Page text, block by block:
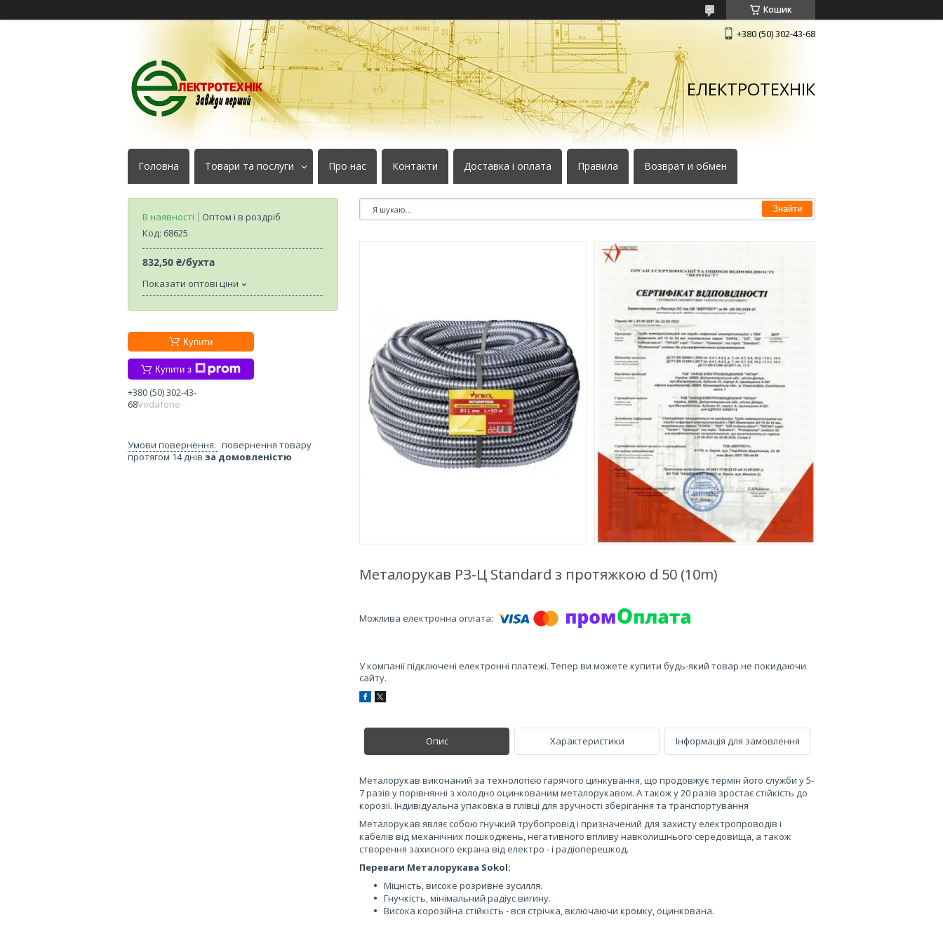
Кошик
+380 (50) 302-43-68
ЕЛЕКТРОТЕХНІК
Головна Товари та послуги Про нас Контакти Доставка і оплата Правила Возврат и обмен
Знайти
Металорукав РЗ-Ц Standard з протяжкою d 50 (10m)
У компанії підключені електронні платежі. Тепер ви можете купити будь-який товар не покидаючи
сайту.
Опис Характеристики Інформація для замовлення
Металорукав виконаний за технологією гарячого цинкування, що продовжує термін його служби у 5-
7 разів у порівнянні з холодно оцинкованим металорукавом. А також у 20 разів зростає стійкість до
корозії. Індивідуальна упаковка в плівці для зручності зберігання та транспортування
Металорукав являє собою гнучкий трубопровід і призначений для захисту електропроводів і
кабелів від механічних пошкоджень, негативного впливу навколишнього середовища, а також
створення захисного екрана від електро - і радіоперешкод.
Переваги Металорукава Sokol:
Міцність, високе розривне зусилля.
Гнучкість, мінімальний радіус вигину.
Висока корозійна стійкість - вся стрічка, включаючи кромку, оцинкована.
В наявності
Оптом і в роздріб
Код: 68625
832,50 ₴/бухта
Показати оптові ціни
Купити
Купити з
+380 (50) 302-43-
68Vodafone
повернення товару
протягом 14 днів за домовленістю